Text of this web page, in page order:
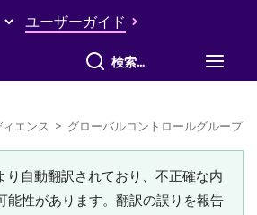
ユーザーガイド
すべて検索
エンス > グローバルコントロールグループ
り自動翻訳されており、不正確な内
能性があります。翻訳の誤りを報告